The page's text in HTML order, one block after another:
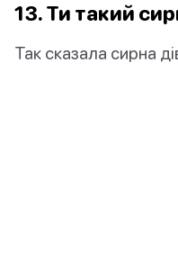
13. Ти такий
Так сказала сирна